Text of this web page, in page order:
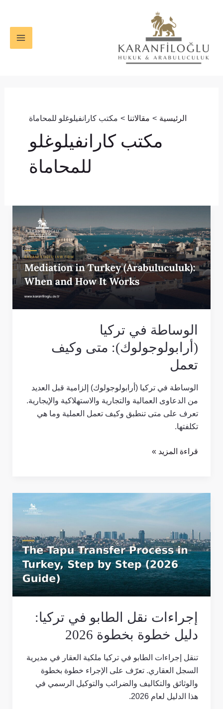
الرئيسية مقالاتنا مكتب كارانفيلوغلو للمحاماة
مكتب كارانفيلوغلو
للمحاماة
الوساطة في تركيا
(أرابولوجولوك): متى وكيف
تعمل
الوساطة في تركيا (أرابولوجولوك) إلزامية قبل العديد
من الدعاوى العمالية والتجارية والاستهلاكية والإيجارية.
تعرف على متى تنطبق وكيف تعمل العملية وما هي
تكلفتها.
تركيا
(أرابولوجولوك):
متى
وكيف
تعمل
قراءة المزيد »
إجراءات نقل الطابو في تركيا:
دليل خطوة بخطوة 2026
تنقل إجراءات الطابو في تركيا ملكية العقار في مديرية
السجل العقاري. تعرّف على الإجراء خطوة بخطوة
والوثائق والتكاليف والضرائب والتوكيل الرسمي في
هذا الدليل لعام 2026.
إجراءات
في
تركيا:
دليل
خطوة
بخطوة